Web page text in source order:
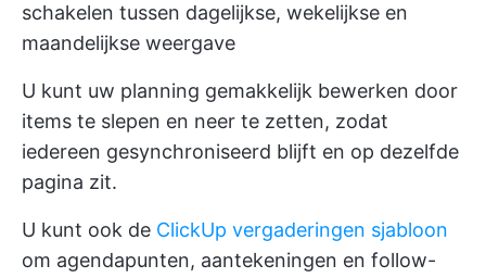
schakelen tussen dagelijkse, wekelijkse en
maandelijkse weergave
U kunt uw planning gemakkelijk bewerken door
items te slepen en neer te zetten, zodat
iedereen gesynchroniseerd blijft en op dezelfde
pagina zit.
U kunt ook de ClickUp vergaderingen sjabloon
om agendapunten, aantekeningen en follow-